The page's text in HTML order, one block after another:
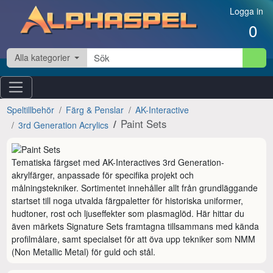
Hoppa till innehåll Logga in
0
Alla kategorier
Speltillbehör Färg & Penslar
AK-Interactive
3rd Generation Acrylics
Paint Sets
Tematiska färgset med AK-Interactives 3rd Generation-
akrylfärger, anpassade för specifika projekt och
målningstekniker. Sortimentet innehåller allt från grundläggande
startset till noga utvalda färgpaletter för historiska uniformer,
hudtoner, rost och ljuseffekter som plasmaglöd. Här hittar du
även märkets Signature Sets framtagna tillsammans med kända
profilmålare, samt specialset för att öva upp tekniker som NMM
(Non Metallic Metal) för guld och stål.